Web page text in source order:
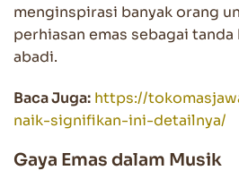
menginspirasi banyak orang
perhiasan emas sebagai tanda
abadi.
Baca Juga: https://
naik-signifikan-ini-detailnya/
Gaya Emas dalam Musik